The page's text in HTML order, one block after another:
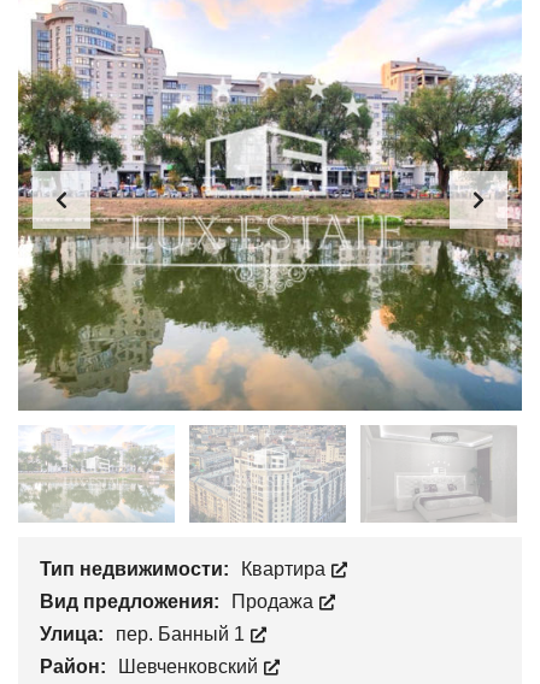
Тип недвижимости:
Квартира
Вид предложения:
Продажа
Улица:
пер. Банный 1
Район:
Шевченковский